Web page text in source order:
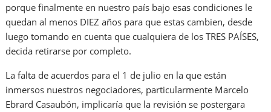
porque finalmente en nuestro país bajo esas condiciones le
quedan al menos DIEZ años para que estas cambien, desde
luego tomando en cuenta que cualquiera de los TRES PAÍSES,
decida retirarse por completo.
La falta de acuerdos para el 1 de julio en la que están
inmersos nuestros negociadores, particularmente Marcelo
Ebrard Casaubón, implicaría que la revisión se postergara